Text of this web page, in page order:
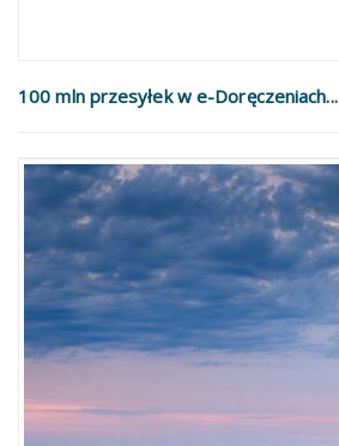
100 mln przesyłek w e-Doręczeniach...